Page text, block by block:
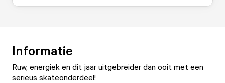
Informatie
Ruw, energiek en dit jaar uitgebreider dan ooit met een
serieus skateonderdeel!